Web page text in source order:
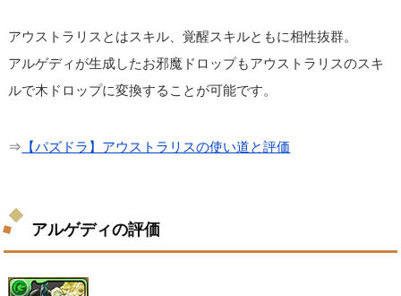
アウストラリスとはスキル、覚醒スキルともに相性抜群。
アルゲディが生成したお邪魔ドロップもアウストラリスのスキ
ルで木ドロップに変換することが可能です。
⇒ 【パズドラ】アウストラリスの使い道と評価
アルゲディの評価